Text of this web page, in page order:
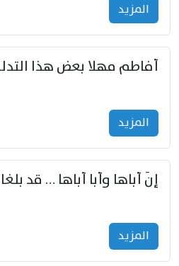
المزید
المزید
إنّ أباها وأبا أباها … قد
المزید